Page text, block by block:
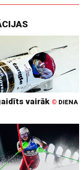
vairāk © DIENA